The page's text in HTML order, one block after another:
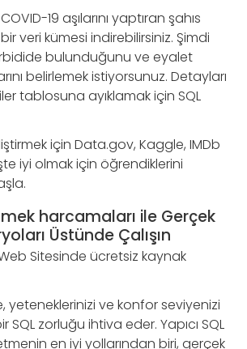
19 aşılarını yaptıran şahıs
bir veri kümesi indirebilirsiniz. Şimdi
bulunduğunu ve eyalet
belirlemek istiyorsunuz. Detayları
tablosuna ayıklamak için SQL
için Data.gov, Kaggle, IMDb
iyi olmak için öğrendiklerini
harcamaları ile Gerçek
Üstünde Çalışın
yeteneklerinizi ve konfor seviyenizi
SQL zorluğu ihtiva eder. Yapıcı SQL
en iyi yollarından biri, gerçek